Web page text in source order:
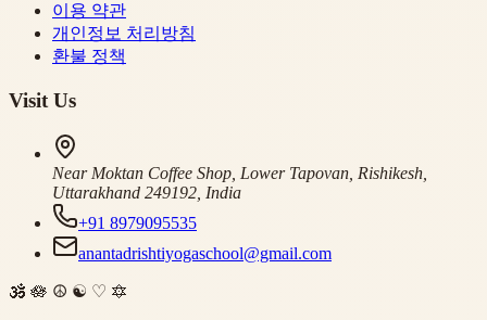
이용 약관
개인정보 처리방침
환불 정책
Visit Us
Near Moktan Coffee Shop, Lower Tapovan, Rishikesh,
Uttarakhand 249192, India
+91 8979095535
anantadrishtiyogaschool@gmail.com
🕉 🪷 ☮ ☯ ♡ 🔯